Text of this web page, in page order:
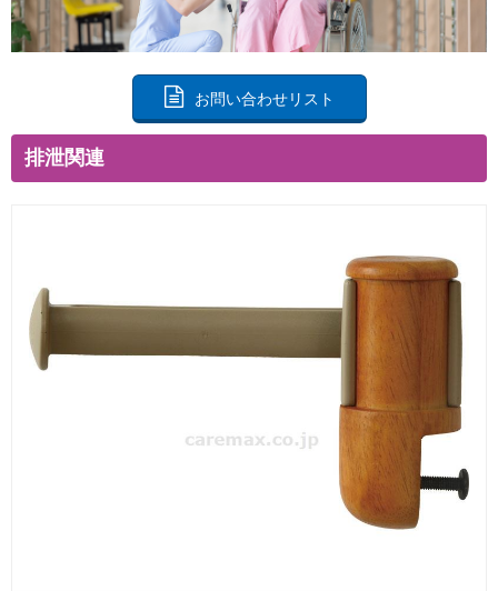
お問い合わせリスト
排泄関連